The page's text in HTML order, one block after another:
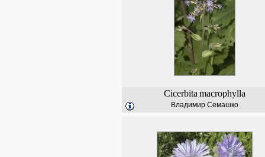
Cicerbita macrophylla
Владимир Семашко